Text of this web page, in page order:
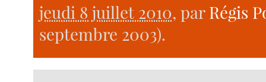
jeudi 8 juillet 2010, parRégis
septembre 2003).